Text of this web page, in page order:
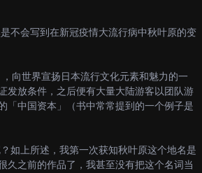
不会写到在新冠疫情大流行病中秋叶原的变
向世界宣扬日本流行文化元素和魅力的一
发放条件，之后便有大量大陆游客以团队游
「中国资本」（书中常常提到的一个例子是
如上所述，我第一次获知秋叶原这个地名是
久之前的作品了，我甚至没有把这个名词当